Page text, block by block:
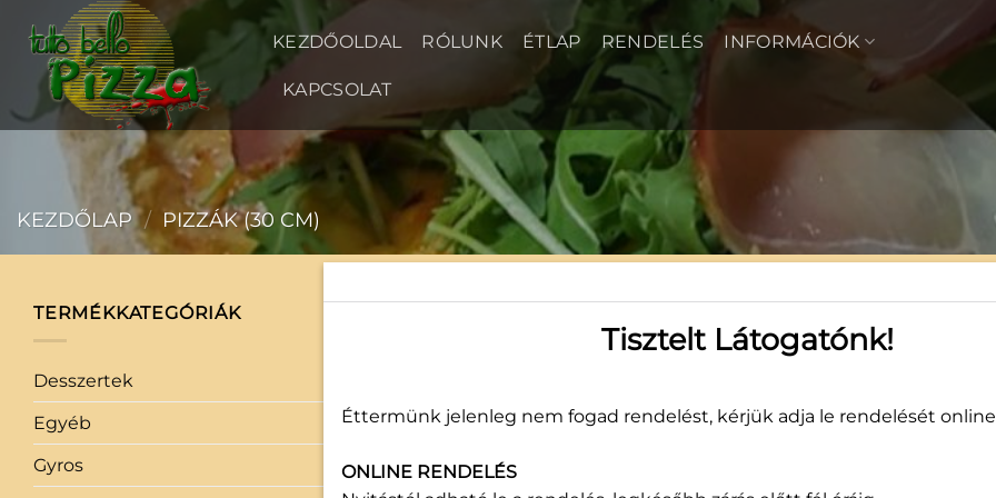
content
KEZDŐOLDAL RÓLUNK ÉTLAP RENDELÉS INFORMÁCIÓK
KAPCSOLAT
KEZDŐLAP / PIZZÁK (30 CM)
TERMÉKKATEGÓRIÁK
Desszertek
Egyéb
Gyros
Tisztelt Látogatónk!
Éttermünk jelenleg nem fogad rendelést, kérjük adja le rendelését
ONLINE RENDELÉS